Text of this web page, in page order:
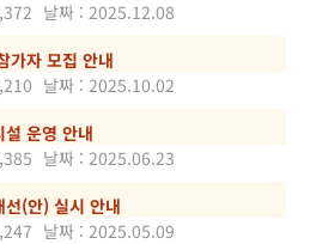
날짜 : 2025.12.08
가자 모집 안내
날짜 : 2025.10.02
운영 안내
날짜 : 2025.06.23
선(안) 실시 안내
날짜 : 2025.05.09